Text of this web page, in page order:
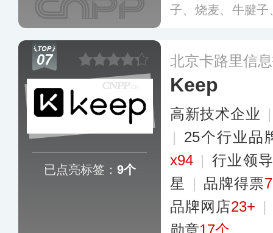
子、烧麦、牛腱
提高家庭餐的丰
07
已点亮标签： 9个
北京卡路里信
Keep
高新技术企业
| 25个行业品
x94 | 行业领
星
| 品牌得票
品牌网店23+ |
勋章17个